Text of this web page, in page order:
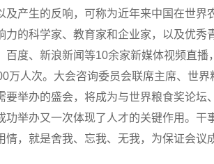
及产生的反响，可称为近年来中国在世
力的科学家、教育家和企业家，以及优秀
百度、新浪新闻等10余家新媒体视频直
万人次。大会咨询委员会联席主席、世
要举办的盛会，将成为与世界粮食奖论坛
功举办又一次体现了人才的关键作用。
情，就是舍我、忘我、无我，为保证会议